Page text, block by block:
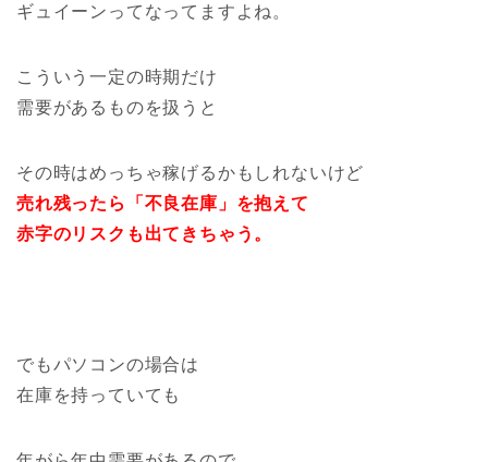
ギュイーンってなってますよね。
こういう一定の時期だけ
需要があるものを扱うと
その時はめっちゃ稼げるかもしれないけど
売れ残ったら「不良在庫」を抱えて
赤字のリスクも出てきちゃう。
でもパソコンの場合は
在庫を持っていても